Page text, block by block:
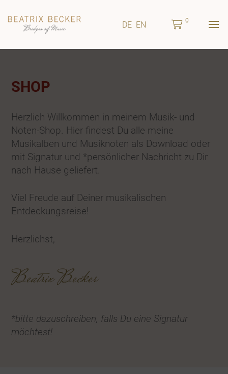
DE EN 0
SHOP
Herzlich Willkommen in meinem Musik- und
Noten-Shop. Hier findest Du alle meine
Musikalben und Musiknoten als Download oder
mit Signatur und *persönlicher Nachricht zu Dir
nach Hause geliefert.
Viel Freude auf Deiner musikalischen
Entdeckungsreise!
Herzlichst,
Beatrix Becker
*bitte dazuschreiben, falls Du eine Signatur
möchtest!